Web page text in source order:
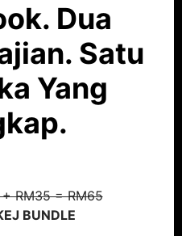
Dua
Satu
Yang
RM35 = RM65
BUNDLE